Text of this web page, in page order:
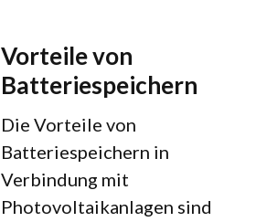
Vorteile von
Batteriespeichern
Die Vorteile von
Batteriespeichern in
Verbindung mit
Photovoltaikanlagen sind